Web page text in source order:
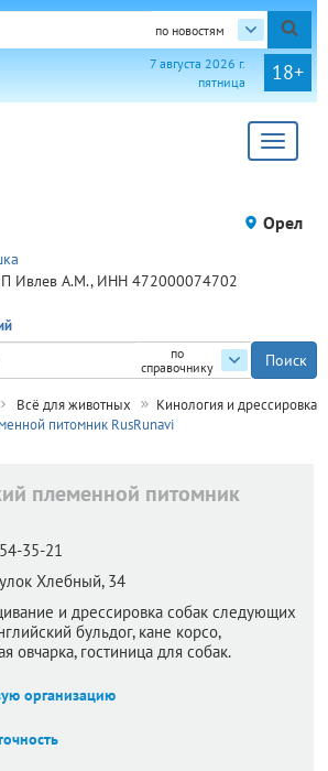
по новостям
18+
7 августа 2026 г.
пятница
Toggle
Орел
Ивлев А.М., ИНН 472000074702
по
справочнику
Всё для животных
Кинология и дрессировка
питомник RusRunavi
племенной питомник
35-21
Хлебный, 34
и дрессировка собак следующих
бульдог, кане корсо,
овчарка, гостиница для собак.
организацию